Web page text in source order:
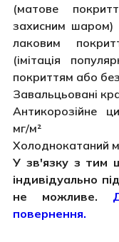
(матове
захисним шаром)
лаковим
(імітація
покриттям або
Завальцьовані
Антикорозійне
мг/м²
Холоднокатаний
У зв'язку з тим
індивідуально
не можливе.
повернення.